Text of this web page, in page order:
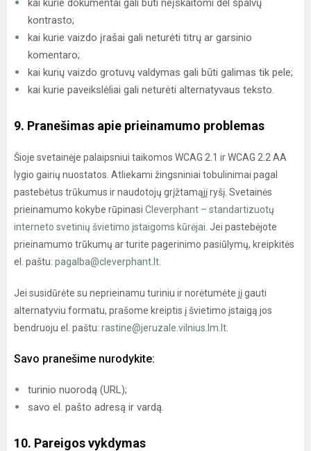
kai kurie dokumentai gali būti neįskaitomi dėl spalvų
kontrasto;
kai kurie vaizdo įrašai gali neturėti titrų ar garsinio
komentaro;
kai kurių vaizdo grotuvų valdymas gali būti galimas tik pele;
kai kurie paveikslėliai gali neturėti alternatyvaus teksto.
9. Pranešimas apie prieinamumo problemas
Šioje svetainėje palaipsniui taikomos WCAG 2.1 ir WCAG 2.2 AA
lygio gairių nuostatos. Atliekami žingsniniai tobulinimai pagal
pastebėtus trūkumus ir naudotojų grįžtamąjį ryšį. Svetainės
prieinamumo kokybe rūpinasi Cleverphant – standartizuotų
interneto svetinių švietimo įstaigoms kūrėjai . Jei pastebėjote
prieinamumo trūkumų ar turite pagerinimo pasiūlymų, kreipkitės
el. paštu: pagalba@cleverphant.lt
Jei susidūrėte su neprieinamu turiniu ir norėtumėte jį gauti
alternatyviu formatu, prašome kreiptis į švietimo įstaigą jos
bendruoju el. paštu: rastine@jeruzale.vilnius.lm.lt
Savo pranešime nurodykite:
turinio nuorodą (URL);
savo el. pašto adresą ir vardą.
10. Pareigos vykdymas